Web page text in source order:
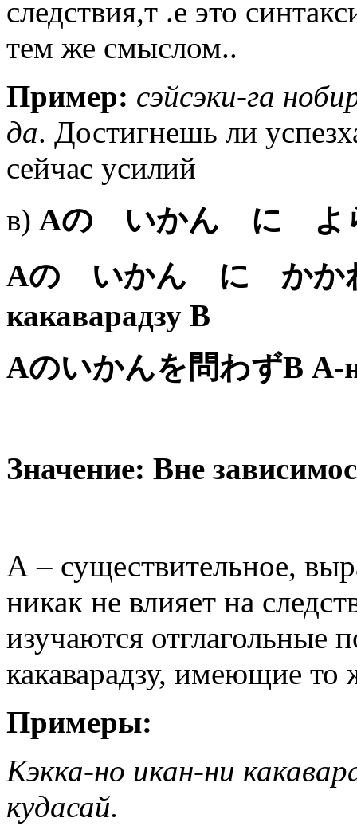
следствия,т .е это
тем же смыслом..
Пример: сэйсэки-га
да. Достигнешь ли
сейчас усилий
в) Аの いかん に よ
Аの いかん に かか
какаварадзу В
Аのいかんを問わずВ А-
Значение: Вне
А – существительное,
никак не влияет на
изучаются отглагольные
какаварадзу, имеющие то
Примеры:
Кэкка-но икан-ни
кудасай.